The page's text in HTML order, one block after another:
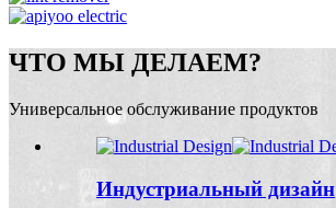
ЧТО МЫ ДЕЛАЕМ?
Универсальное обслуживание продуктов
Индустриальный дизайн